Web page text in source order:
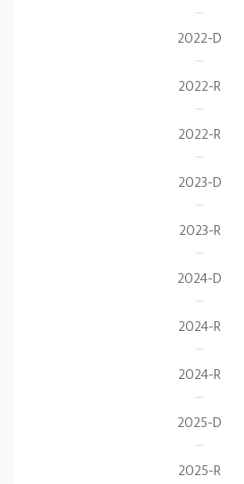
2022-D
2022-R
2022-R
2023-D
2023-R
2024-D
2024-R
2024-R
2025-D
2025-R